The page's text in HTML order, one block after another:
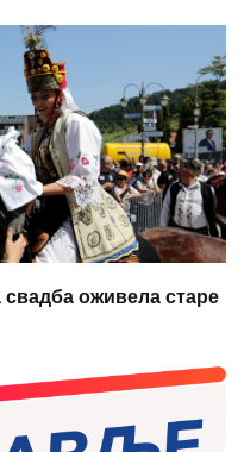
оживела старе